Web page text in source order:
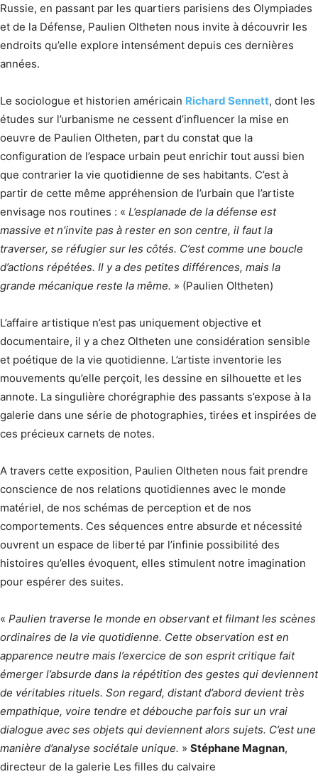
Russie, en passant par les quartiers parisiens des Olympiades
et de la Défense, Paulien Oltheten nous invite à découvrir les
endroits qu’elle explore intensément depuis ces dernières
années.
Le sociologue et historien américain Richard Sennett, dont les
études sur l’urbanisme ne cessent d’influencer la mise en
oeuvre de Paulien Oltheten, part du constat que la
configuration de l’espace urbain peut enrichir tout aussi bien
que contrarier la vie quotidienne de ses habitants. C’est à
partir de cette même appréhension de l’urbain que l’artiste
envisage nos routines : « L’esplanade de la défense est
massive et n’invite pas à rester en son centre, il faut la
traverser, se réfugier sur les côtés. C’est comme une boucle
d’actions répétées. Il y a des petites différences, mais la
grande mécanique reste la même. » (Paulien Oltheten)
L’affaire artistique n’est pas uniquement objective et
documentaire, il y a chez Oltheten une considération sensible
et poétique de la vie quotidienne. L’artiste inventorie les
mouvements qu’elle perçoit, les dessine en silhouette et les
annote. La singulière chorégraphie des passants s’expose à la
galerie dans une série de photographies, tirées et inspirées de
ces précieux carnets de notes.
A travers cette exposition, Paulien Oltheten nous fait prendre
conscience de nos relations quotidiennes avec le monde
matériel, de nos schémas de perception et de nos
comportements. Ces séquences entre absurde et nécessité
ouvrent un espace de liberté par l’infinie possibilité des
histoires qu’elles évoquent, elles stimulent notre imagination
pour espérer des suites.
« Paulien traverse le monde en observant et filmant les scènes
ordinaires de la vie quotidienne. Cette observation est en
apparence neutre mais l’exercice de son esprit critique fait
émerger l’absurde dans la répétition des gestes qui deviennent
de véritables rituels. Son regard, distant d’abord devient très
empathique, voire tendre et débouche parfois sur un vrai
dialogue avec ses objets qui deviennent alors sujets. C’est une
manière d’analyse sociétale unique. » Stéphane Magnan,
directeur de la galerie Les filles du calvaire